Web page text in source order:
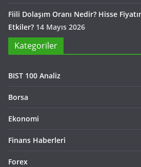
Fiili Dolaşım Oranı Nedir? Hisse
Etkiler? 14 Mayıs 2026
Kategoriler
BIST 100 Analiz
Borsa
Ekonomi
Finans Haberleri
Forex